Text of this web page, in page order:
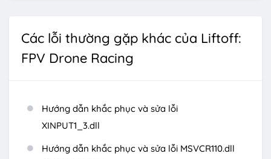
Các lỗi thường gặp khác của Liftoff:
FPV Drone Racing
Hướng dẫn khắc phục và sửa lỗi
XINPUT1_3.dll
Hướng dẫn khắc phục và sửa lỗi MSVCR110.dll